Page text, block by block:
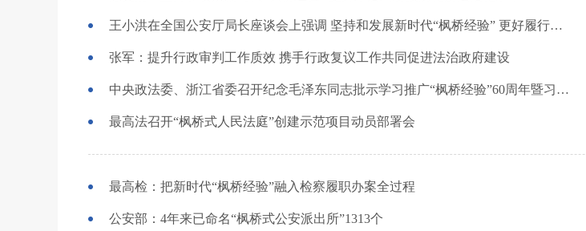
王小洪在全国公安厅局长座谈会上强调 坚持和发展新时代“枫桥经验” 更好履行公安机关神圣职责 以公安工作现代化为中国式现代化保驾护航
张军：提升行政审判工作质效 携手行政复议工作共同促进法治政府建设
中央政法委、浙江省委召开纪念毛泽东同志批示学习推广“枫桥经验”60周年暨习近平总书记指示坚持发展“枫桥经验”20周年大会
最高法召开“枫桥式人民法庭”创建示范项目动员部署会
最高检：把新时代“枫桥经验”融入检察履职办案全过程
公安部：4年来已命名“枫桥式公安派出所”1313个